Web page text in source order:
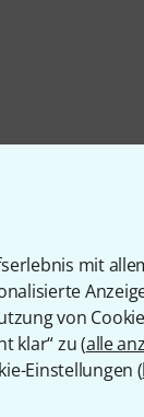
mit
von
klar“ zu (alle
Einstellungen (
Ø
75.94%